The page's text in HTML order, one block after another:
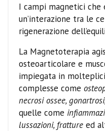
I campi magnetici che
un’interazione tra le
rigenerazione
La Magnetoterapia
osteoarticolare e
impiegata in
complesse come
necrosi ossee,
quelle come
lussazioni, fratture ed